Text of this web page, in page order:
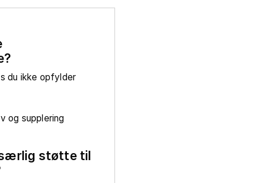
du ikke opfylder
og supplering
støtte til